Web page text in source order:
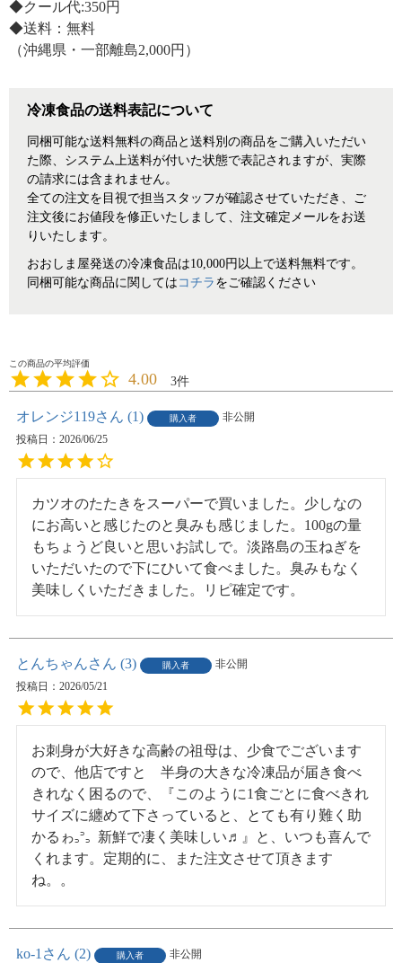
◆クール代:350円
◆送料：無料
（沖縄県・一部離島2,000円）
冷凍食品の送料表記について
同梱可能な送料無料の商品と送料別の商品をご購入いただい
た際、システム上送料が付いた状態で表記されますが、実際
の請求には含まれません。
全ての注文を目視で担当スタッフが確認させていただき、ご
注文後にお値段を修正いたしまして、注文確定メールをお送
りいたします。
おおしま屋発送の冷凍食品は10,000円以上で送料無料です。
同梱可能な商品に関しては コチラ をご確認ください
4.00 3
オレンジ119 1 購入者
非公開
投稿日
2026/06/25
カツオのたたきをスーパーで買いました。少しなの
にお高いと感じたのと臭みも感じました。100gの量
もちょうど良いと思いお試しで。淡路島の玉ねぎを
いただいたので下にひいて食べました。臭みもなく
美味しくいただきました。リピ確定です。
とんちゃん 3 購入者
非公開
投稿日
2026/05/21
お刺身が大好きな高齢の祖母は、少食でございます
ので、他店ですと　半身の大きな冷凍品が届き食べ
きれなく困るので、『このように1食ごとに食べきれ
サイズに纏めて下さっていると、とても有り難く助
かるゎ꜆꜄꜆  新鮮で凄く美味しい♬』と、いつも喜んで
くれます。定期的に、また注文させて頂きます
ね。。
ko-1 2 購入者
非公開